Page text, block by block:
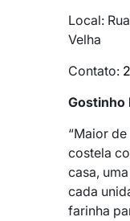
Local:
Velha
Contato:
Gostinho
“Maior
costela
casa,
cada
farinha